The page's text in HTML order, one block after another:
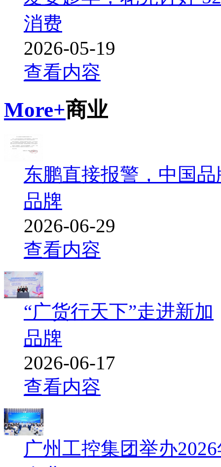
消费
2026-05-19
查看内容
More+商业
东鹏直接报警，中国品
品牌
2026-06-29
查看内容
“广货行天下”走进新加
品牌
2026-06-17
查看内容
广州工控集团举办